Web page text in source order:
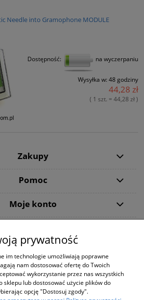
Needle into Gramophone MODULE
Dostępność: na wyczerpaniu
Wysyłka w: 48 godziny
44,28 zł
( 1 szt. = 44,28 zł )
Zakupy
Pomoc
Moje konto
informacje w Polityce prywatności.
DOTYCZĄ WYŁĄCZNIE ZAKUPÓW ZA
STRONY shop.tvsat.com.pl !
consent to the useof cookies.For details,
see ourPrivacy Policy.
prywatność
im technologie umożliwiają poprawne
nam dostosować ofertę do Twoich
wykorzystanie przez nas wszystkich
sklepu lub dostosować użycie plików do
opcję "Dostosuj zgody".